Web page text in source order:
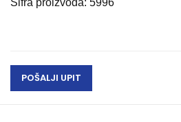
Šifra proizvoda: 5996
POŠALJI UPIT